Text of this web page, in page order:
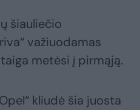
šiauliečio
važiuodamas
metėsi į pirmąją.
kliudė šia juosta